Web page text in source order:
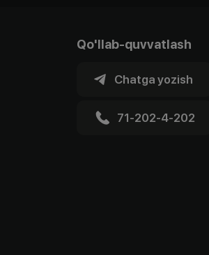
Qo'llab-quvvatlash
Chatga yozish
71-202-4-202